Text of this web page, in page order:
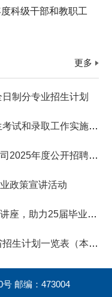
科级干部和教职工
更多
制分专业招生计划
录取工作实施方案解读
度公开招聘工作人员公告
政策宣讲活动
力25届毕业生扬帆起航
计划一览表（本科）
邮编：473004